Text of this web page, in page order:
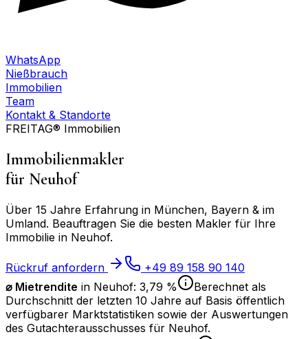
WhatsApp
Nießbrauch
Immobilien
Team
Kontakt & Standorte
FREITAG® Immobilien
Immobilienmakler
für Neuhof
Über 15 Jahre Erfahrung in München, Bayern & im
Umland. Beauftragen Sie die besten Makler für Ihre
Immobilie in Neuhof.
Rückruf anfordern
+49 89 158 90 140
⌀ Mietrendite in Neuhof: 3,79 %
Berechnet als
Durchschnitt der letzten 10 Jahre auf Basis öffentlich
verfügbarer Marktstatistiken sowie der Auswertungen
des Gutachterausschusses für Neuhof.